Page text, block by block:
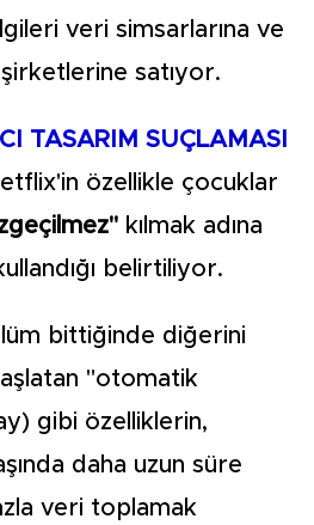
veri simsarlarına ve
satıyor.
TASARIM SUÇLAMASI
özellikle çocuklar
kılmak adına
belirtiliyor.
bittiğinde diğerini
"otomatik
gibi özelliklerin,
daha uzun süre
veri toplamak